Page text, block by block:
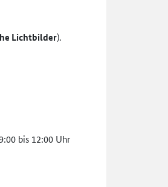
Lichtbilder).
bis 12:00 Uhr